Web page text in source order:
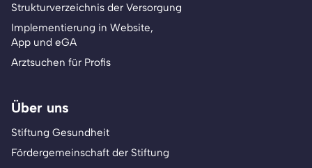
Strukturverzeichnis der Versorgung
Implementierung in Website,
App und eGA
Arztsuchen für Profis
Über uns
Stiftung Gesundheit
Fördergemeinschaft der Stiftung